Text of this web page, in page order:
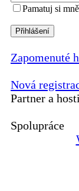
Pamatuj si mně
Zapomenuté
Nová
Partner a
Spolupráce